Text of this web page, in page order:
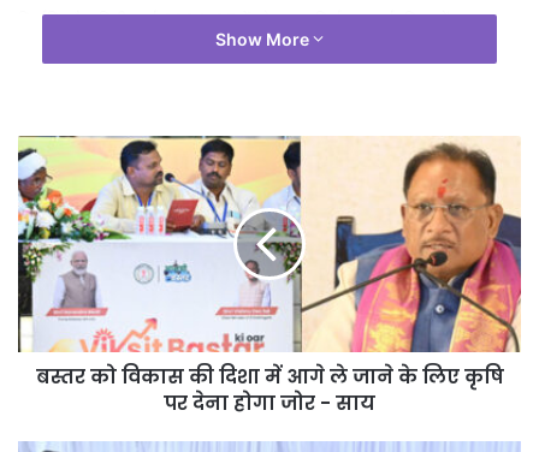
निर्धारित है। वित्तीय वर्ष 2024-25 में लोकसभा निर्वाचन कार्य, निकायों का
परिसीमन कार्य, मतदाता सूची पुनरीक्षण कार्य तथा स्थानीय निकायों के निर्वाचन आदि
ने राजस्व संग्रहण के कार्यों के प्रभावित होने के मद्देनजर वर्ष 2024-25 के संपत्ति
कर तथा विवरणी जमा करने के लिए अंतिम तिथि में 30 दिनों की विशेष छूट प्रदान
करते हुए इसके लिए 30 अप्रैल 2025 की अंतिम तिथि निर्धारित की है। नगरीय
प्रशासन विभाग ने परिपत्र के माध्यम से निकाय के कर्मचारियों द्वारा घर-घर जाकर
संपत्ति कर संग्रहण करने एवं नागरिकों को ऑनलाइन भुगतान के लिए प्रोत्साहित
करने के निर्देश दिए हैं। विभाग ने सभी नगरीय निकायों में इनका अनुपालन
सुनिश्चित करते हुए कर संग्रहण के लिए किए गए कार्यों से शासन को अवगत कराने
के भी निर्देश दिए हैं।
Show More
बस्तर को विकास की दिशा में आगे ले जाने के लिए कृषि
पर देना होगा जोर - साय